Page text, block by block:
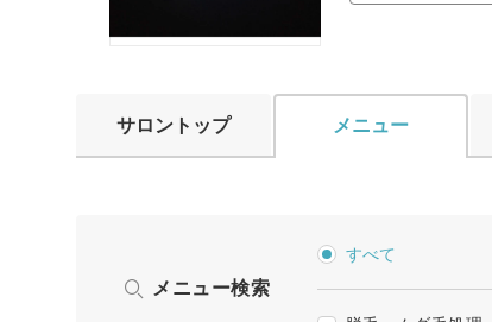
サロントップ メニュー
メニュー検索
すべて